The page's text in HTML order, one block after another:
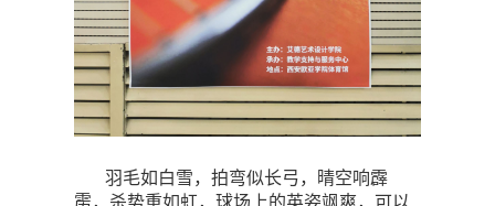
羽毛如白雪，拍弯似长弓，晴空响霹
雳，杀势重如虹，球场上的英姿飒爽，可以